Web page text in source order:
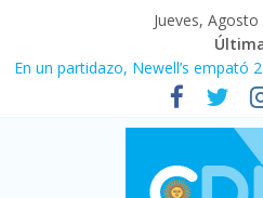
Jueves,
En un partidazo, Newell’s empató
Vacaciones de invierno con más
turístico: 4,6 millones de personas
Fuerte caída de la venta de autos